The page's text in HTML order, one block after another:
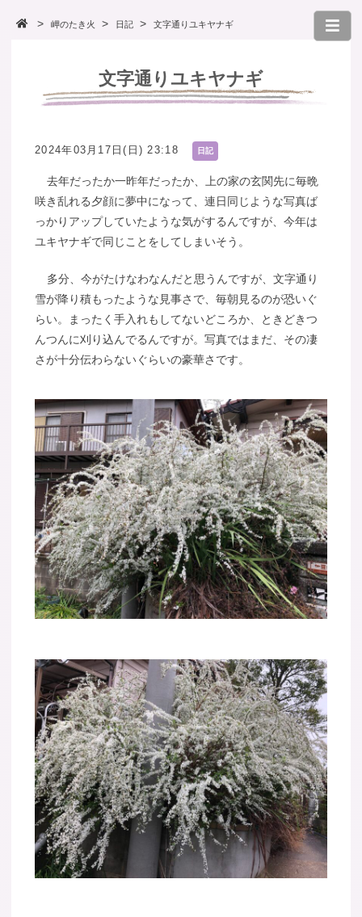
岬のたき火 日記 文字通りユキヤナギ
文字通りユキヤナギ
2024年03月17日(日) 23:18 日記
去年だったか一昨年だったか、上の家の玄関先に毎晩
咲き乱れる夕顔に夢中になって、連日同じような写真ば
っかりアップしていたような気がするんですが、今年は
ユキヤナギで同じことをしてしまいそう。
多分、今がたけなわなんだと思うんですが、文字通り
雪が降り積もったような見事さで、毎朝見るのが恐いぐ
らい。まったく手入れもしてないどころか、ときどきつ
んつんに刈り込んでるんですが。写真ではまだ、その凄
さが十分伝わらないぐらいの豪華さです。